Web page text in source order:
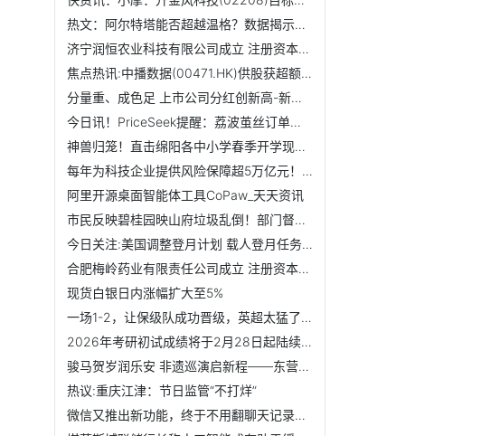
热文：阿尔特塔能否超越温格？数据揭示枪手迎队史最佳夺冠良机
济宁润恒农业科技有限公司成立 注册资本1000万人民币-每日热议
焦点热讯:中播数据(00471.HK)供股获超额认购 所得款项净额约...
分量重、成色足 上市公司分红创新高-新资讯
今日讯！PriceSeek提醒：荔波茧丝订单增15% 生产满负荷
神兽归笼！直击绵阳各中小学春季开学现场-动态
每年为科技企业提供风险保障超5万亿元！深圳最新发布
阿里开源桌面智能体工具CoPaw_天天资讯
市民反映碧桂园映山府垃圾乱倒！部门督促清运严监管|融媒问政...
今日关注:美国调整登月计划 载人登月任务推迟至2028年
合肥梅岭药业有限责任公司成立 注册资本20万人民币-当前热门
现货白银日内涨幅扩大至5%
一场1-2，让保级队成功晋级，英超太猛了：9队全部晋级欧战16强
2026年考研初试成绩将于2月28日起陆续公布_今日热闻
骏马贺岁润乐安 非遗巡演启新程——东营市广饶县2026年民俗...
热议:重庆江津：节日监管“不打烊”
微信又推出新功能，终于不用翻聊天记录了！ 今日热搜